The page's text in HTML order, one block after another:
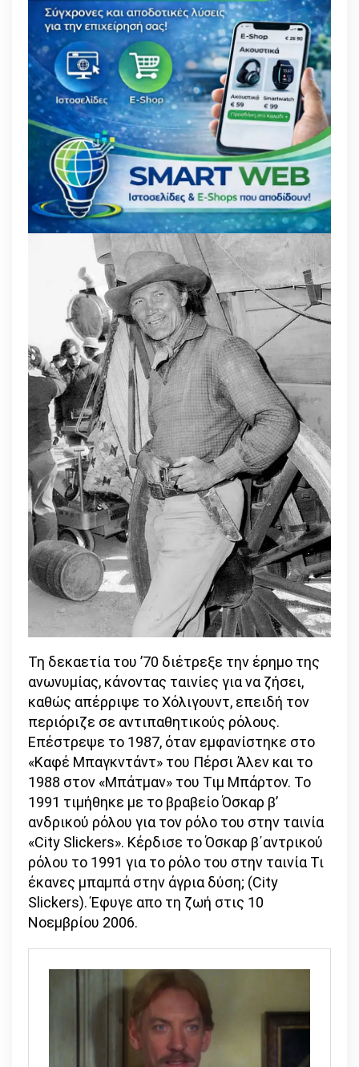
Τη δεκαετία του ’70 διέτρεξε την έρημο της
ανωνυμίας, κάνοντας ταινίες για να ζήσει,
καθώς απέρριψε το Χόλιγουντ, επειδή τον
περιόριζε σε αντιπαθητικούς ρόλους.
Επέστρεψε το 1987, όταν εμφανίστηκε στο
«Καφέ Μπαγκντάντ» του Πέρσι Άλεν και το
1988 στον «Μπάτμαν» του Τιμ Μπάρτον. Το
1991 τιμήθηκε με το βραβείο Όσκαρ β’
ανδρικού ρόλου για τον ρόλο του στην ταινία
«City Slickers». Κέρδισε το Όσκαρ β΄αντρικού
ρόλου το 1991 για το ρόλο του στην ταινία Τι
έκανες μπαμπά στην άγρια δύση; (City
Slickers). Έφυγε απο τη ζωή στις 10
Νοεμβρίου 2006.